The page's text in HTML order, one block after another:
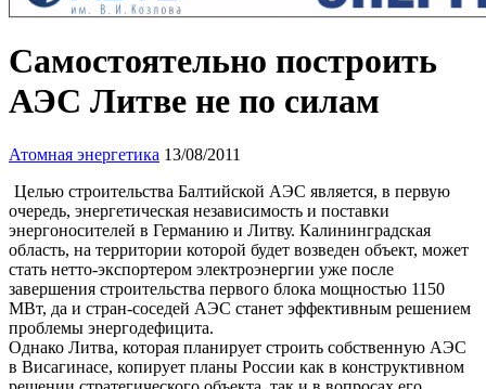
Самостоятельно построить
АЭС Литве не по силам
Атомная энергетика 13/08/2011
Целью строительства Балтийской АЭС является, в первую
очередь, энергетическая независимость и поставки
энергоносителей в Германию и Литву. Калининградская
область, на территории которой будет возведен объект, может
стать нетто-экспортером электроэнергии уже после
завершения строительства первого блока мощностью 1150
МВт, да и стран-соседей АЭС станет эффективным решением
проблемы энергодефицита.
Однако Литва, которая планирует строить собственную АЭС
в Висагинасе, копирует планы России как в конструктивном